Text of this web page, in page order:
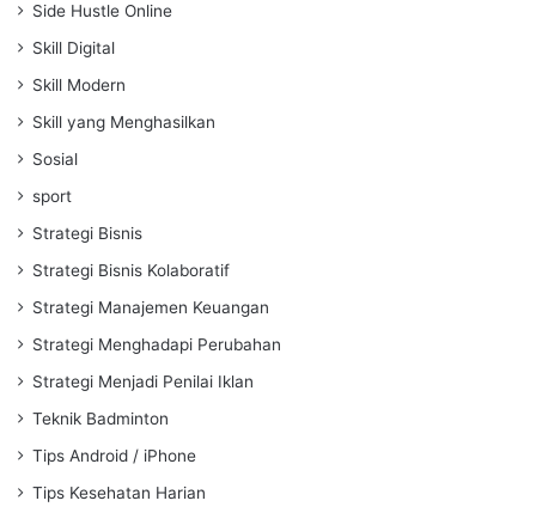
Side Hustle Online
Skill Digital
Skill Modern
Skill yang Menghasilkan
Sosial
sport
Strategi Bisnis
Strategi Bisnis Kolaboratif
Strategi Manajemen Keuangan
Strategi Menghadapi Perubahan
Strategi Menjadi Penilai Iklan
Teknik Badminton
Tips Android / iPhone
Tips Kesehatan Harian